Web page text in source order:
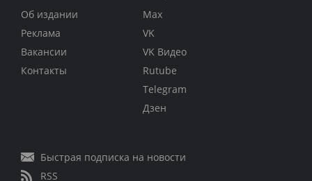
Об издании
Реклама
Вакансии
Контакты
Max
VK
VK Видео
Rutube
Telegram
Дзен
Быстрая подписка на новости
RSS